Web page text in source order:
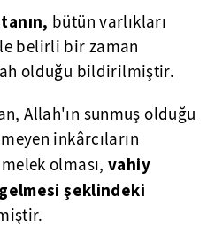
bütün varlıkları
belirli bir zaman
olduğu bildirilmiştir.
Allah'ın sunmuş olduğu
inkârcıların
olması,vahiy
şeklindeki